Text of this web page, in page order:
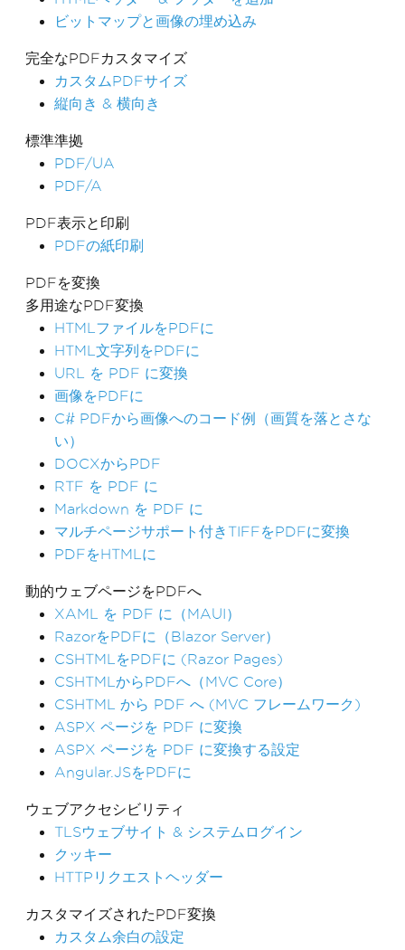
ビットマップと画像の埋め込み
完全なPDFカスタマイズ
カスタムPDFサイズ
縦向き & 横向き
標準準拠
PDF/UA
PDF/A
PDF表示と印刷
PDFの紙印刷
PDFを変換
多用途なPDF変換
HTMLファイルをPDFに
HTML文字列をPDFに
URL を PDF に変換
画像をPDFに
C# PDFから画像へのコード例（画質を落とさな
い）
DOCXからPDF
RTF を PDF に
Markdown を PDF に
マルチページサポート付きTIFFをPDFに変換
PDFをHTMLに
動的ウェブページをPDFへ
XAML を PDF に（MAUI）
RazorをPDFに（Blazor Server）
CSHTMLをPDFに (Razor Pages)
CSHTMLからPDFへ（MVC Core）
CSHTML から PDF へ (MVC フレームワーク)
ASPX ページを PDF に変換
ASPX ページを PDF に変換する設定
Angular.JSをPDFに
ウェブアクセシビリティ
TLSウェブサイト & システムログイン
クッキー
HTTPリクエストヘッダー
カスタマイズされたPDF変換
カスタム余白の設定